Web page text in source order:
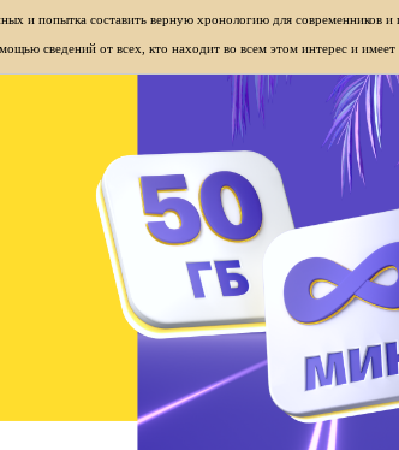
и попытка составить верную хронологию для современников и
сведений от всех, кто находит во всем этом интерес и